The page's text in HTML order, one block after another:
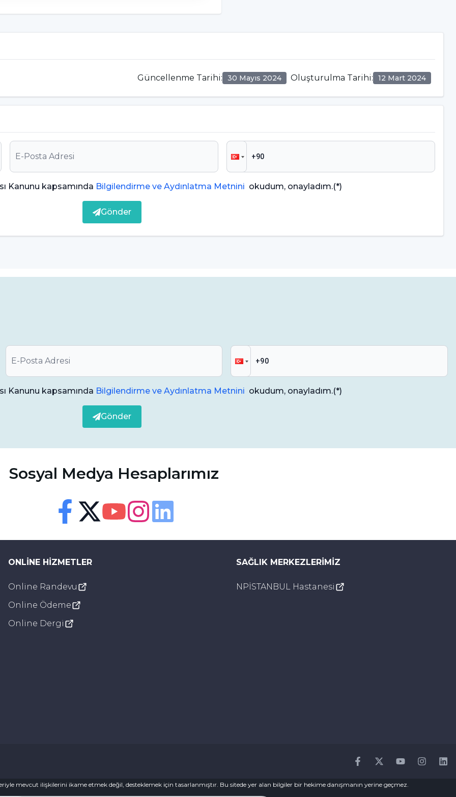
için diş hekiminizle düzenli olarak
mi?
kendiliğinden geri kazanılamaz. Ancak,
olabilir. İlerlemiş durumlarda,
Diş minesinin kaybı için uygulanan
yapılan florür uygulamaları, mineyi
olabilir.
içeren diş macunları ve ağız gargaraları, evde diş
yapılacak kontroller, mine kaybını erken
yardımcı olabilir.
için bir diş hekimine danışmak
değerlendirir ve uygun tedavi planını önerir.
ve diş hekiminizle düzenli kontroller
Güncellenme Tarihi: 30 Mayıs 2024 Oluşturulma Tarihi: 12 Mart 2024
Kanunu kapsamında Bilgilendirme ve Aydınlatma Metnini okudum, onayladım.(*)
Gönder
Görsel ve sesli destek ayarları
Görsel Ayarlar
Bağlantıların altı çizili olsun
Gri tonlama
Kanunu kapsamında Bilgilendirme ve Aydınlatma Metnini okudum, onayladım.(*)
Gönder
Sosyal Medya Hesaplarımız
ONLINE HIZMETLER
Online Randevu
Online Ödeme
Online Dergi
SAĞLIK MERKEZLERIMIZ
NPİSTANBUL Hastanesi
mevcut ilişkilerini ikame etmek değil, desteklemek için tasarlanmıştır. Bu sitede yer alan bilgiler bir hekime danışmanın yerine geçmez.